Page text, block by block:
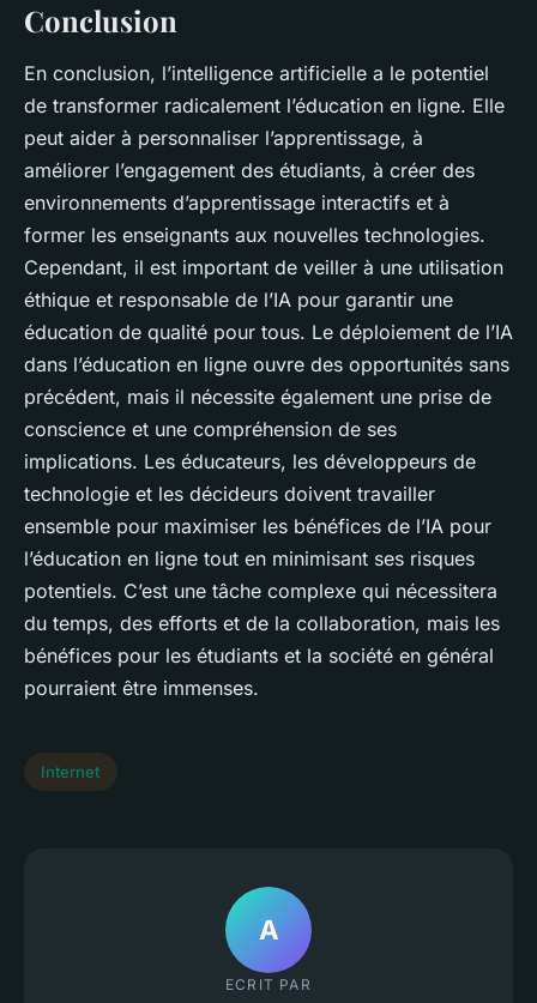
Conclusion
En conclusion, l’intelligence artificielle a le potentiel
de transformer radicalement l’éducation en ligne. Elle
peut aider à personnaliser l’apprentissage, à
améliorer l’engagement des étudiants, à créer des
environnements d’apprentissage interactifs et à
former les enseignants aux nouvelles technologies.
Cependant, il est important de veiller à une utilisation
éthique et responsable de l’IA pour garantir une
éducation de qualité pour tous. Le déploiement de l’IA
dans l’éducation en ligne ouvre des opportunités sans
précédent, mais il nécessite également une prise de
conscience et une compréhension de ses
implications. Les éducateurs, les développeurs de
technologie et les décideurs doivent travailler
ensemble pour maximiser les bénéfices de l’IA pour
l’éducation en ligne tout en minimisant ses risques
potentiels. C’est une tâche complexe qui nécessitera
du temps, des efforts et de la collaboration, mais les
bénéfices pour les étudiants et la société en général
pourraient être immenses.
Internet
A
ECRIT PAR